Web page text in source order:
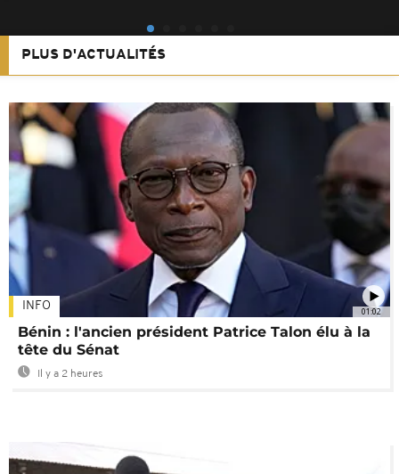
PLUS D'ACTUALITÉS
01:02
INFO
Bénin : l'ancien président Patrice Talon élu à la
tête du Sénat
Il y a 2 heures